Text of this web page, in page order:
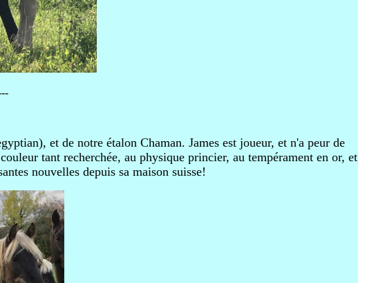
et de notre étalon Chaman. James est joueur, et n'a peur de
tant recherchée, au physique princier, au tempérament en or, et
nouvelles depuis sa maison suisse!